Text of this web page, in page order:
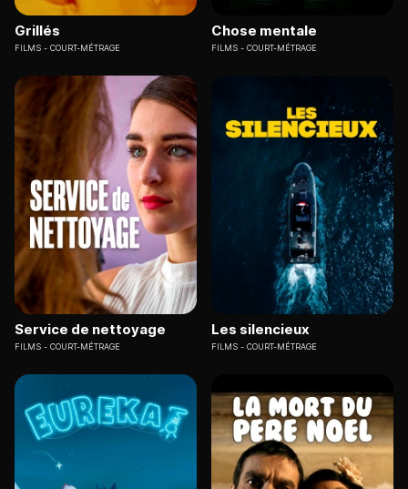
Grillés
FILMS COURT-MÉTRAGE
Chose mentale
FILMS COURT-MÉTRAGE
Service de nettoyage
FILMS COURT-MÉTRAGE
Les silencieux
FILMS COURT-MÉTRAGE